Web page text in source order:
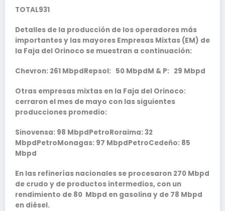
TOTAL931
Detalles de la producción de los operadores más
importantes y las mayores Empresas Mixtas (EM) de
la Faja del Orinoco se muestran a continuación:
Chevron: 261 MbpdRepsol: 50 MbpdM & P: 29 Mbpd
Otras empresas mixtas en la Faja del Orinoco:
cerraron el mes de mayo con las siguientes
producciones promedio:
Sinovensa: 98 MbpdPetroRoraima: 32
MbpdPetroMonagas: 97 MbpdPetroCedeño: 85
Mbpd
En las refinerías nacionales se procesaron 270 Mbpd
de crudo y de productos intermedios, con un
rendimiento de 80 Mbpd en gasolina y de 78 Mbpd
en diésel.